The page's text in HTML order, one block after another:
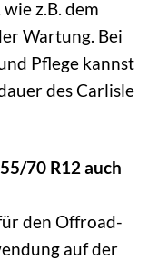
z.B. dem
Wartung. Bei
Pflege kannst
des Carlisle
70 R12 auch
den Offroad-
auf der